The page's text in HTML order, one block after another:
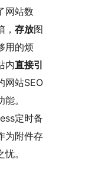
网站数
存放图
用的烦
内直接引
网站SEO
。
定时备
为附件存
。